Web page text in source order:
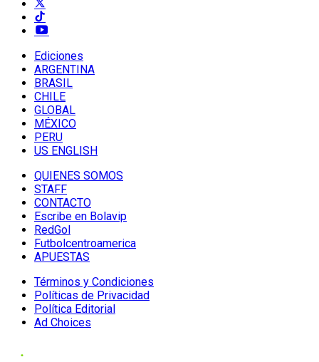
Ediciones
ARGENTINA
BRASIL
CHILE
GLOBAL
MÉXICO
PERU
US ENGLISH
QUIENES SOMOS
STAFF
CONTACTO
Escribe en Bolavip
RedGol
Futbolcentroamerica
APUESTAS
Términos y Condiciones
Políticas de Privacidad
Política Editorial
Ad Choices